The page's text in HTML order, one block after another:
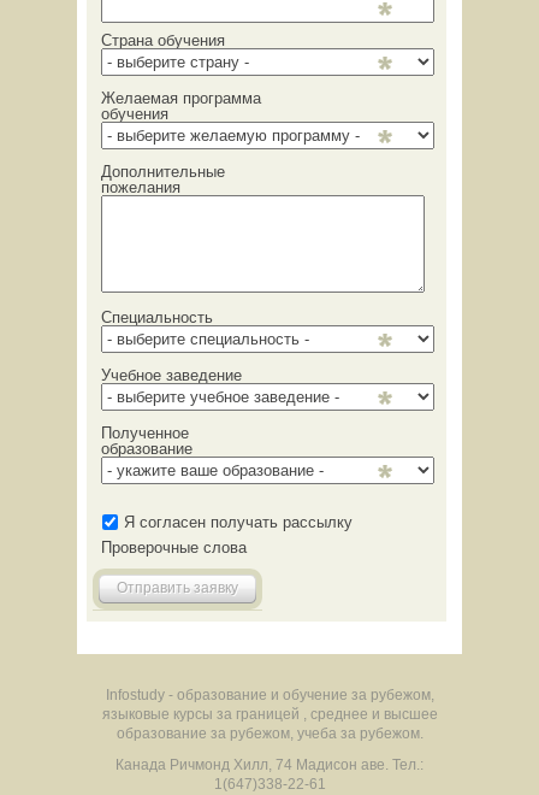
Страна обучения
Желаемая программа
обучения
Дополнительные
пожелания
Специальность
Учебное заведение
Полученное
образование
Я согласен получать рассылку
Проверочные слова
Отправить заявку
Infostudy - образование и обучение за рубежом,
языковые курсы за границей , среднее и высшее
образование за рубежом, учеба за рубежом.
Канада Ричмонд Хилл, 74 Мадисон аве. Тел.:
1(647)338-22-61